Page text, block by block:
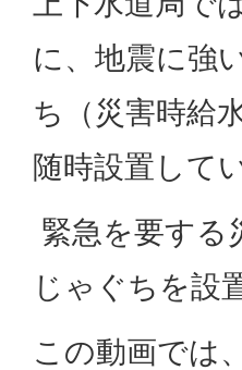
に、地震に強
ち（災害時給
随時設置して
緊急を要する
じゃぐちを設
この動画では